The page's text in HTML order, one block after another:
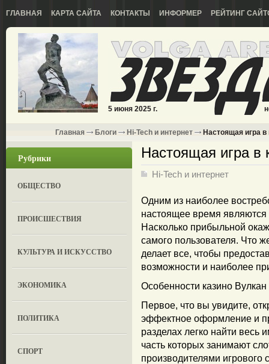
ГЛАВНАЯ КАРТА САЙТА КОНТАКТЫ ИНФОРМЕР РЕЙТИНГ
5 июня 2025 г.
Главная Блоги Hi-Tech и интернет Настоящая игра
Рубрики
ОБЩЕСТВО
ПРОИСШЕСТВИЯ
КУЛЬТУРА И ИСКУССТВО
ЭКОНОМИКА
ПОЛИТИКА
СПОРТ
Настоящая игра в
Hi-Tech и интернет
Одним из наиболее
настоящее время являются
Насколько прибыльной
самого пользователя. Что
делает все, чтобы
возможности и наиболее
Особенности казино
Первое, что вы увидите,
эффектное оформление и
разделах легко найти
часть которых занимают
производителями игрового